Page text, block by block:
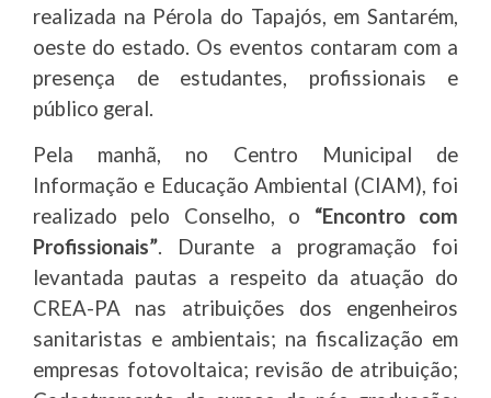
realizada na Pérola do Tapajós, em Santarém,
oeste do estado. Os eventos contaram com a
presença de estudantes, profissionais e
público geral.
Pela manhã, no Centro Municipal de
Informação e Educação Ambiental (CIAM), foi
realizado pelo Conselho, o “Encontro com
Profissionais”. Durante a programação foi
levantada pautas a respeito da atuação do
CREA-PA nas atribuições dos engenheiros
sanitaristas e ambientais; na fiscalização em
empresas fotovoltaica; revisão de atribuição;